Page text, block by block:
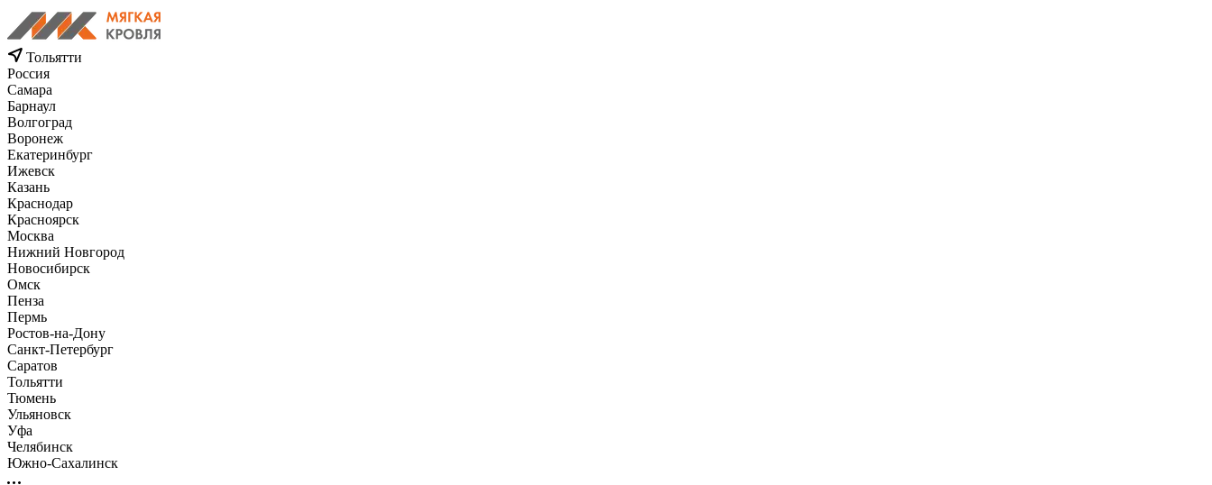
Тольятти
Россия
Самара
Барнаул
Волгоград
Воронеж
Екатеринбург
Ижевск
Казань
Краснодар
Красноярск
Москва
Нижний Новгород
Новосибирск
Омск
Пенза
Пермь
Ростов-на-Дону
Санкт-Петербург
Саратов
Тольятти
Тюмень
Ульяновск
Уфа
Челябинск
Южно-Сахалинск